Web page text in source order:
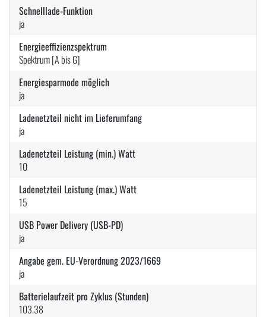
Schnelllade-Funktion
ja
Energieeffizienzspektrum
Spektrum [A bis G]
Energiesparmode möglich
ja
Ladenetzteil nicht im Lieferumfang
ja
Ladenetzteil Leistung (min.) Watt
10
Ladenetzteil Leistung (max.) Watt
15
USB Power Delivery (USB-PD)
ja
Angabe gem. EU-Verordnung 2023/1669
ja
Batterielaufzeit pro Zyklus (Stunden)
103.38